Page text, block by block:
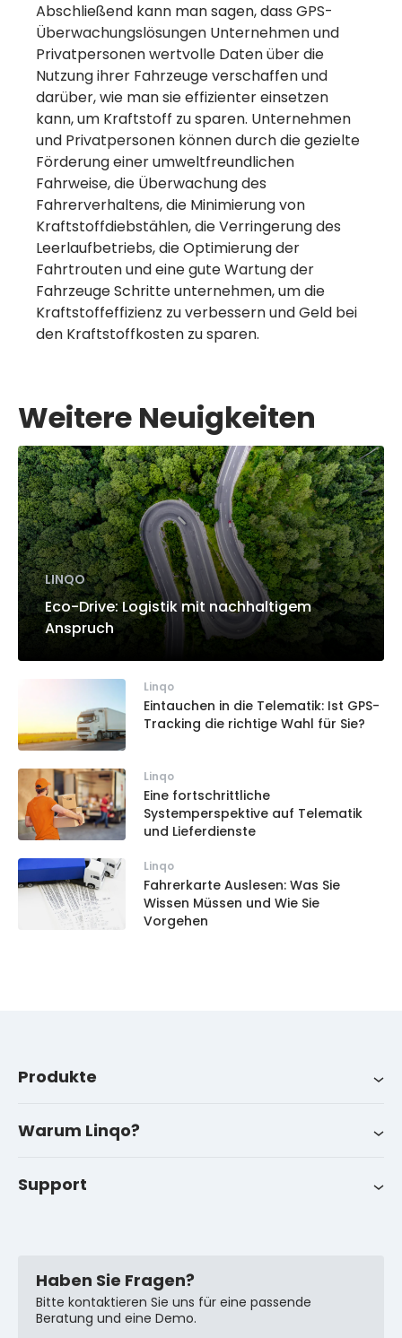
Abschließend kann man sagen, dass GPS-
Überwachungslösungen Unternehmen und
Privatpersonen wertvolle Daten über die
Nutzung ihrer Fahrzeuge verschaffen und
darüber, wie man sie effizienter einsetzen
kann, um Kraftstoff zu sparen. Unternehmen
und Privatpersonen können durch die gezielte
Förderung einer umweltfreundlichen
Fahrweise, die Überwachung des
Fahrerverhaltens, die Minimierung von
Kraftstoffdiebstählen, die Verringerung des
Leerlaufbetriebs, die Optimierung der
Fahrtrouten und eine gute Wartung der
Fahrzeuge Schritte unternehmen, um die
Kraftstoffeffizienz zu verbessern und Geld bei
den Kraftstoffkosten zu sparen.
Weitere Neuigkeiten
LINQO
Eco-Drive: Logistik mit nachhaltigem
Anspruch
Linqo
Eintauchen in die Telematik: Ist GPS-
Tracking die richtige Wahl für Sie?
Linqo
Eine fortschrittliche
Systemperspektive auf Telematik
und Lieferdienste
Linqo
Fahrerkarte Auslesen: Was Sie
Wissen Müssen und Wie Sie
Vorgehen
Produkte
Branchen
Warum Linqo?
Kontakt
Support
FAQ
Haben Sie Fragen?
Bitte kontaktieren Sie uns für eine passende
Beratung und eine Demo.